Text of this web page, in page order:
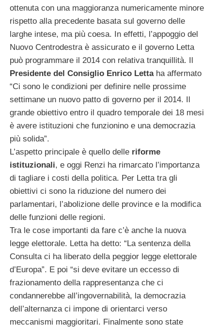
ottenuta con una maggioranza numericamente minore
rispetto alla precedente basata sul governo delle
larghe intese, ma più coesa. In effetti, l’appoggio del
Nuovo Centrodestra è assicurato e il governo Letta
può programmare il 2014 con relativa tranquillità. Il
Presidente del Consiglio Enrico Lettaha affermato
“Ci sono le condizioni per definire nelle prossime
settimane un nuovo patto di governo per il 2014. Il
grande obiettivo entro il quadro temporale dei 18 mesi
è avere istituzioni che funzionino e una democrazia
più solida”.
L’aspetto principale è quello delle riforme
istituzionali, e oggi Renzi ha rimarcato l’importanza
di tagliare i costi della politica. Per Letta tra gli
obiettivi ci sono la riduzione del numero dei
parlamentari, l’abolizione delle province e la modifica
delle funzioni delle regioni.
Tra le cose importanti da fare c’è anche la nuova
legge elettorale. Letta ha detto: “La sentenza della
Consulta ci ha liberato della peggior legge elettorale
d’Europa”. E poi “si deve evitare un eccesso di
frazionamento della rappresentanza che ci
condannerebbe all’ingovernabilità, la democrazia
dell’alternanza ci impone di orientarci verso
meccanismi maggioritari. Finalmente sono state